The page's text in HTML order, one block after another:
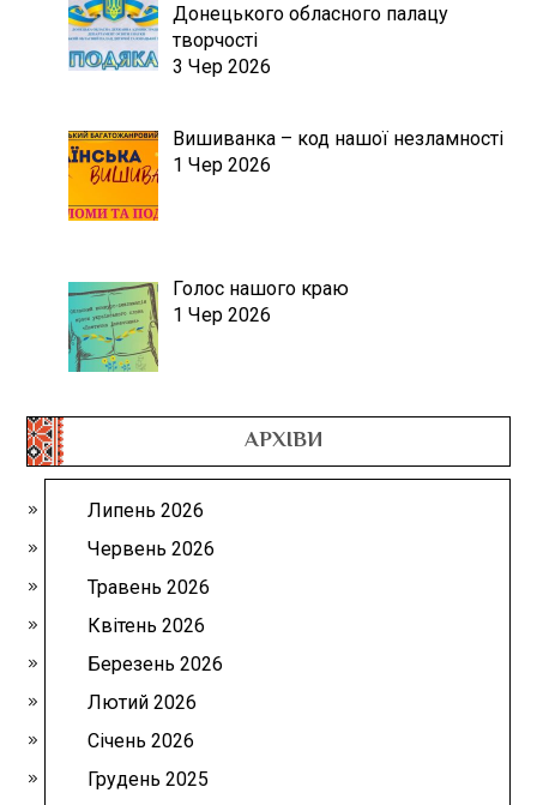
Донецького обласного палацу
творчості
3 Чер 2026
Вишиванка – код нашої незламності
1 Чер 2026
Голос нашого краю
1 Чер 2026
АРХІВИ
Липень 2026
Червень 2026
Травень 2026
Квітень 2026
Березень 2026
Лютий 2026
Січень 2026
Грудень 2025